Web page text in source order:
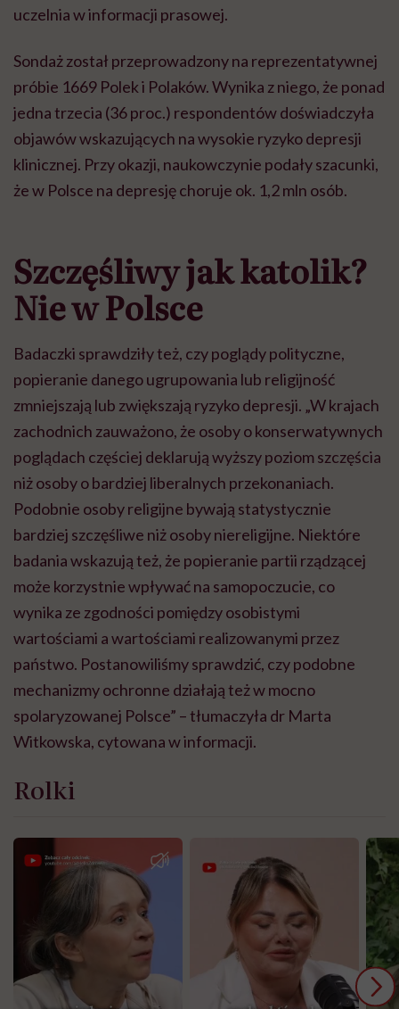
uczelnia w informacji prasowej.
Sondaż został przeprowadzony na reprezentatywnej
próbie 1669 Polek i Polaków. Wynika z niego, że ponad
jedna trzecia (36 proc.) respondentów doświadczyła
objawów wskazujących na wysokie ryzyko depresji
klinicznej. Przy okazji, naukowczynie podały szacunki,
że w Polsce na depresję choruje ok. 1,2 mln osób.
Szczęśliwy jak katolik?
Nie w Polsce
Badaczki sprawdziły też, czy poglądy polityczne,
popieranie danego ugrupowania lub religijność
zmniejszają lub zwiększają ryzyko depresji. „W krajach
zachodnich zauważono, że osoby o konserwatywnych
poglądach częściej deklarują wyższy poziom szczęścia
niż osoby o bardziej liberalnych przekonaniach.
Podobnie osoby religijne bywają statystycznie
bardziej szczęśliwe niż osoby niereligijne. Niektóre
badania wskazują też, że popieranie partii rządzącej
może korzystnie wpływać na samopoczucie, co
wynika ze zgodności pomiędzy osobistymi
wartościami a wartościami realizowanymi przez
państwo. Postanowiliśmy sprawdzić, czy podobne
mechanizmy ochronne działają też w mocno
spolaryzowanej Polsce” – tłumaczyła dr Marta
Witkowska, cytowana w informacji.
Rolki